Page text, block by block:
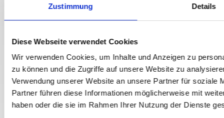
Zustimmung Details
Diese Webseite verwendet Cookies
Wir verwenden Cookies, um Inhalte und Anzeigen zu
zu können und die Zugriffe auf unsere Website zu
Verwendung unserer Website an unsere Partner für soziale
Partner führen diese Informationen möglicherweise mit
haben oder die sie im Rahmen Ihrer Nutzung der Dienste
Bekleidung
Top Artikel
Neuheiten